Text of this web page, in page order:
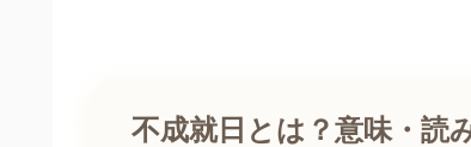
不成就日とは？意味・読